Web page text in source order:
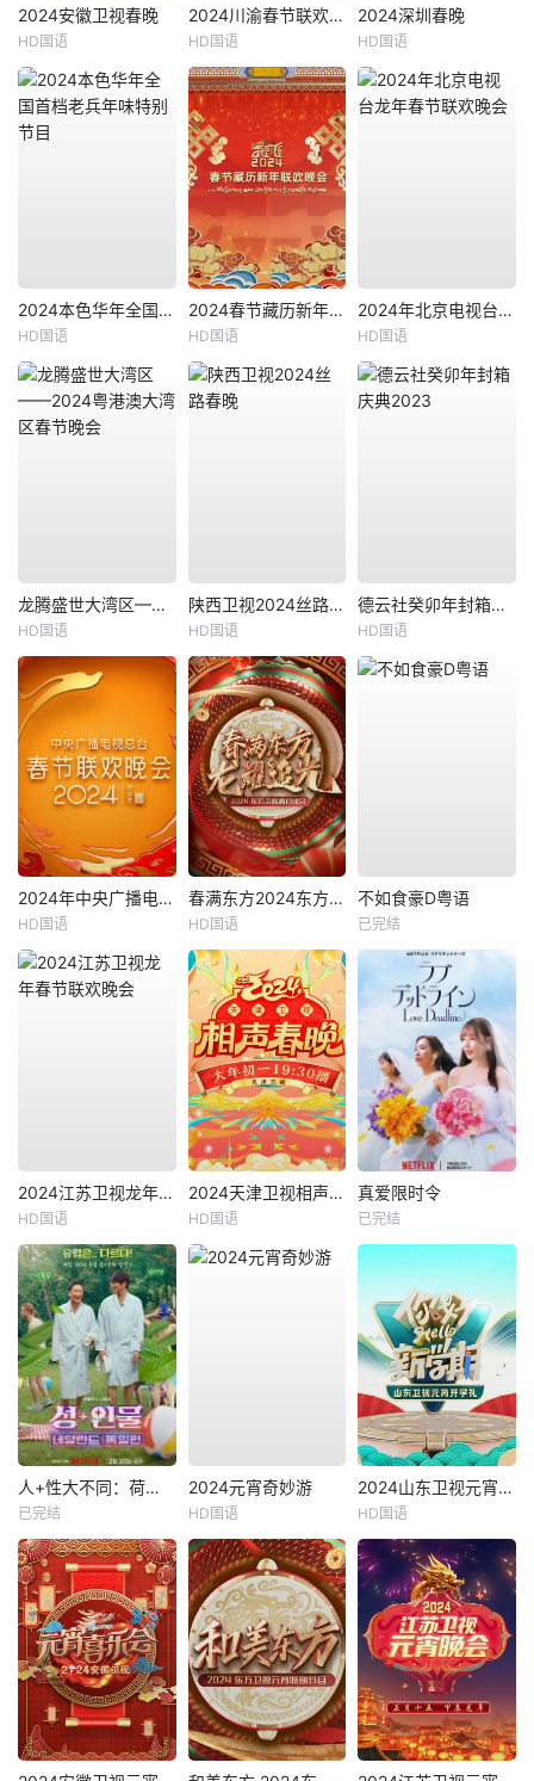
2024安徽卫视春晚
HD国语
2024川渝春节联欢晚会
HD国语
2024深圳春晚
HD国语
2024本色华年全国首档老兵年味特别节目
HD国语
2024春节藏历新年联欢晚会
HD国语
2024年北京电视台龙年春节联欢晚会
HD国语
龙腾盛世大湾区——2024粤港澳大湾区春节晚会
HD国语
陕西卫视2024丝路春晚
HD国语
德云社癸卯年封箱庆典2023
HD国语
2024年中央广播电视总台春节联欢晚会
HD国语
春满东方2024东方卫视春节晚会
HD国语
不如食豪D粤语
已完结
2024江苏卫视龙年春节联欢晚会
HD国语
2024天津卫视相声春晚
HD国语
真爱限时令
已完结
人+性大不同：荷兰德国篇
已完结
2024元宵奇妙游
HD国语
2024山东卫视元宵开学礼
HD国语